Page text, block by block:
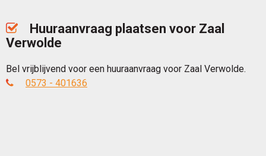
Huuraanvraag plaatsen voor Zaal
Verwolde
Bel vrijblijvend voor een huuraanvraag voor Zaal Verwolde.
0573 - 401636